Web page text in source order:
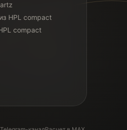
HPL compact
compact